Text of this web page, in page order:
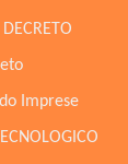
Imprese